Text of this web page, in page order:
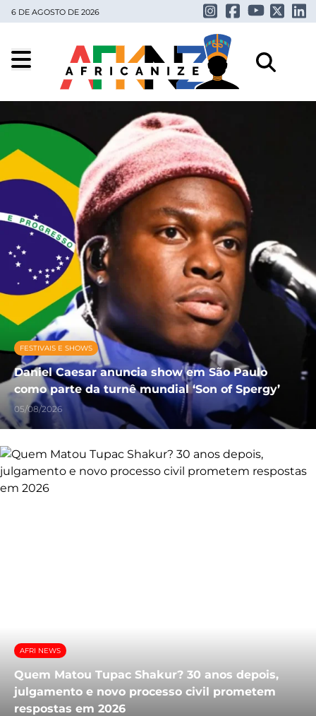
6 DE AGOSTO DE 2026
FESTIVAIS E SHOWS
Daniel Caesar anuncia show em São Paulo
como parte da turnê mundial ‘Son of Spergy’
05/08/2026
AFRI NEWS
Quem Matou Tupac Shakur? 30 anos depois,
julgamento e novo processo civil prometem
respostas em 2026